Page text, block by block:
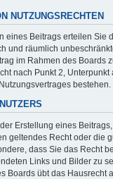
NUTZUNGSRECHTEN
eines Beitrags erteilen Sie
und räumlich
im Rahmen des Boards
nach Punkt 2, Unterpunkt
bestehen.
Erstellung eines
geltendes Recht oder die
dass Sie das Recht
Links und Bilder zu
Boards übt das Hausrecht